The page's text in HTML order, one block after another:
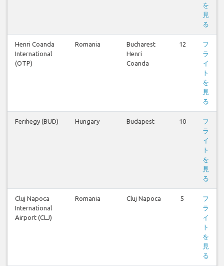
を
見
る
Henri Coanda
International
(OTP)
Romania
Bucharest
Henri
Coanda
12
フ
ラ
イ
ト
を
見
る
Ferihegy (BUD) Hungary Budapest 10
フ
ラ
イ
ト
を
見
る
Cluj Napoca
International
Airport (CLJ)
Romania Cluj Napoca 5
フ
ラ
イ
ト
を
見
る